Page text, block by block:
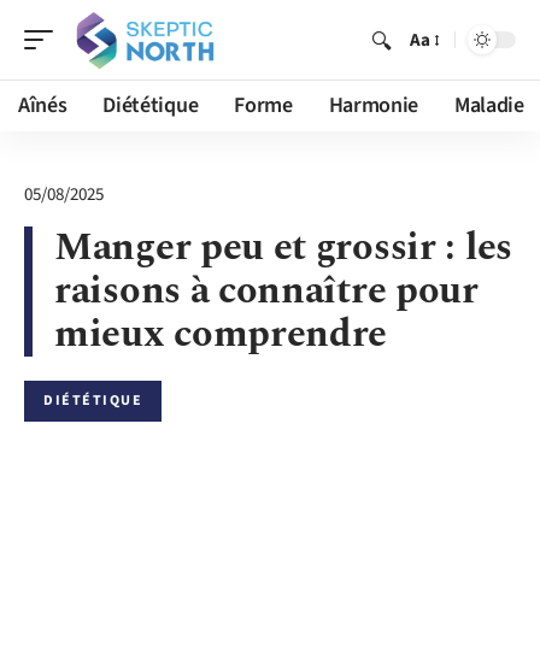
Aa
Aînés Diététique Forme Harmonie Maladie
05/08/2025
Manger peu et grossir : les
raisons à connaître pour
mieux comprendre
DIÉTÉTIQUE